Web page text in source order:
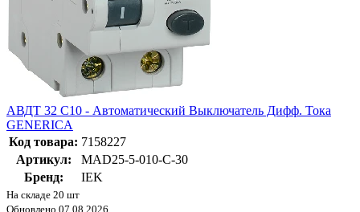
АВДТ 32 C10 - Автоматический Выключатель Дифф. Тока
GENERICA
Код товара: 7158227
Артикул:
MAD25-5-010-C-30
Бренд:
IEK
На складе 20 шт
Обновлено 07.08.2026